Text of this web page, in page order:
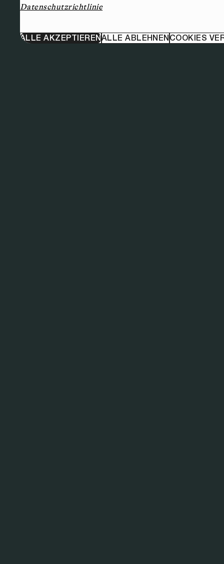
Datenschutzrichtlinie
ALLE AKZEPTIERENALLE ABLEHNENCOOKIES